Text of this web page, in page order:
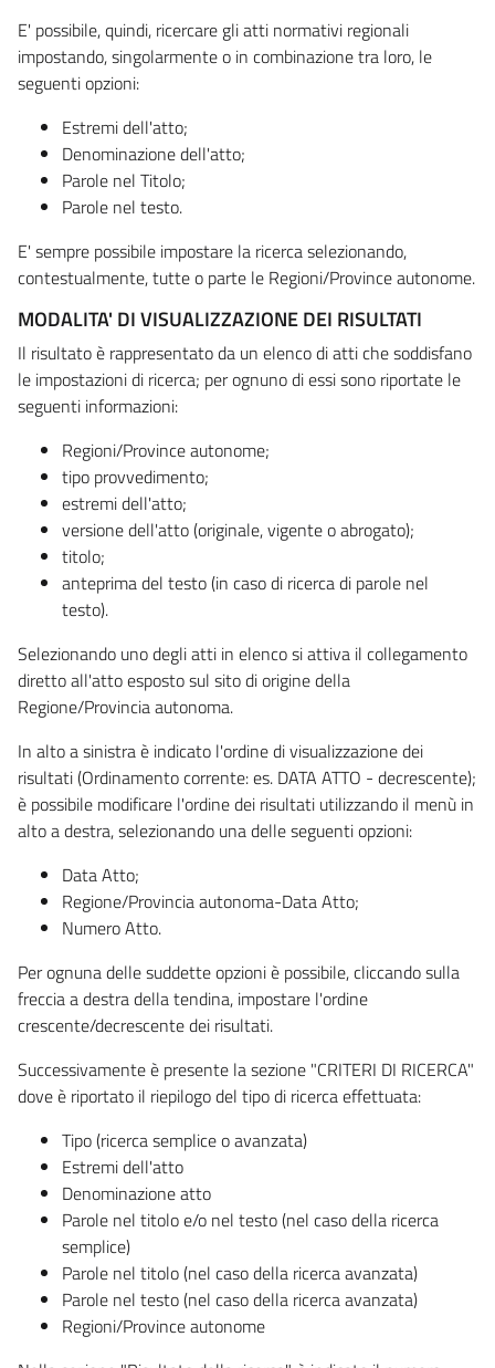
E' possibile, quindi, ricercare gli atti normativi regionali
impostando, singolarmente o in combinazione tra loro, le
seguenti opzioni:
Estremi dell'atto;
Denominazione dell'atto;
Parole nel Titolo;
Parole nel testo.
E' sempre possibile impostare la ricerca selezionando,
contestualmente, tutte o parte le Regioni/Province autonome.
MODALITA' DI VISUALIZZAZIONE DEI RISULTATI
Il risultato è rappresentato da un elenco di atti che soddisfano
le impostazioni di ricerca; per ognuno di essi sono riportate le
seguenti informazioni:
Regioni/Province autonome;
tipo provvedimento;
estremi dell'atto;
versione dell'atto (originale, vigente o abrogato);
titolo;
anteprima del testo (in caso di ricerca di parole nel
testo).
Selezionando uno degli atti in elenco si attiva il collegamento
diretto all'atto esposto sul sito di origine della
Regione/Provincia autonoma.
In alto a sinistra è indicato l'ordine di visualizzazione dei
risultati (Ordinamento corrente: es. DATA ATTO - decrescente);
è possibile modificare l'ordine dei risultati utilizzando il menù in
alto a destra, selezionando una delle seguenti opzioni:
Data Atto;
Regione/Provincia autonoma-Data Atto;
Numero Atto.
Per ognuna delle suddette opzioni è possibile, cliccando sulla
freccia a destra della tendina, impostare l'ordine
crescente/decrescente dei risultati.
Successivamente è presente la sezione "CRITERI DI RICERCA"
dove è riportato il riepilogo del tipo di ricerca effettuata:
Tipo (ricerca semplice o avanzata)
Estremi dell'atto
Denominazione atto
Parole nel titolo e/o nel testo (nel caso della ricerca
semplice)
Parole nel titolo (nel caso della ricerca avanzata)
Parole nel testo (nel caso della ricerca avanzata)
Regioni/Province autonome